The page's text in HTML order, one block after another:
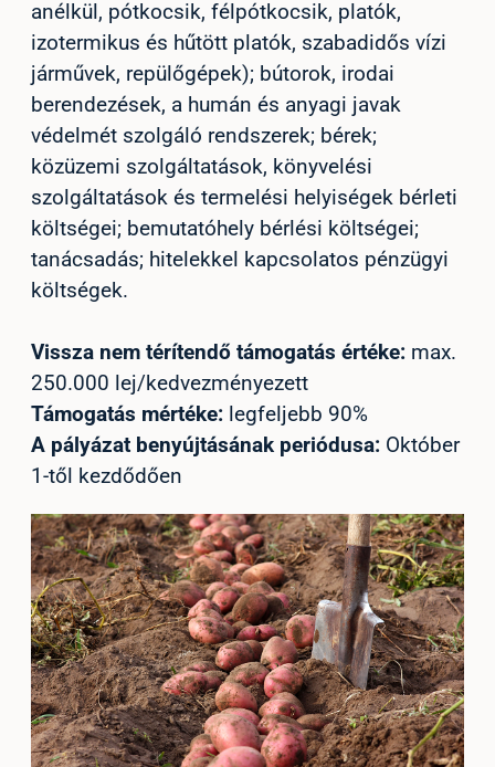
anélkül, pótkocsik, félpótkocsik, platók,
izotermikus és hűtött platók, szabadidős vízi
járművek, repülőgépek); bútorok, irodai
berendezések, a humán és anyagi javak
védelmét szolgáló rendszerek; bérek;
közüzemi szolgáltatások, könyvelési
szolgáltatások és termelési helyiségek bérleti
költségei; bemutatóhely bérlési költségei;
tanácsadás; hitelekkel kapcsolatos pénzügyi
költségek.
Vissza nem térítendő támogatás értéke: max.
250.000 lej/kedvezményezett
Támogatás mértéke: legfeljebb 90%
A pályázat benyújtásának periódusa: Október
1-től kezdődően